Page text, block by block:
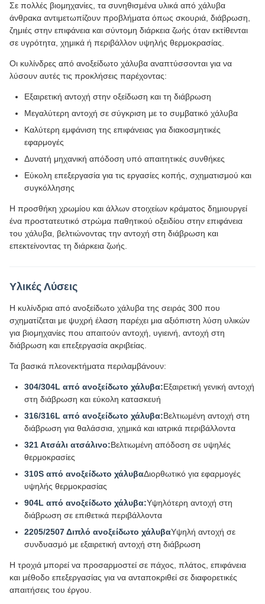
Σε πολλές βιομηχανίες, τα συνηθισμένα υλικά από χάλυβα
άνθρακα αντιμετωπίζουν προβλήματα όπως σκουριά, διάβρωση,
ζημιές στην επιφάνεια και σύντομη διάρκεια ζωής όταν εκτίθενται
σε υγρότητα, χημικά ή περιβάλλον υψηλής θερμοκρασίας.
Οι κυλίνδρες από ανοξείδωτο χάλυβα αναπτύσσονται για να
λύσουν αυτές τις προκλήσεις παρέχοντας:
Εξαιρετική αντοχή στην οξείδωση και τη διάβρωση
Μεγαλύτερη αντοχή σε σύγκριση με το συμβατικό χάλυβα
Καλύτερη εμφάνιση της επιφάνειας για διακοσμητικές
εφαρμογές
Δυνατή μηχανική απόδοση υπό απαιτητικές συνθήκες
Εύκολη επεξεργασία για τις εργασίες κοπής, σχηματισμού και
συγκόλλησης
Η προσθήκη χρωμίου και άλλων στοιχείων κράματος δημιουργεί
ένα προστατευτικό στρώμα παθητικού οξειδίου στην επιφάνεια
του χάλυβα, βελτιώνοντας την αντοχή στη διάβρωση και
επεκτείνοντας τη διάρκεια ζωής.
Υλικές Λύσεις
Η κυλίνδρια από ανοξείδωτο χάλυβα της σειράς 300 που
σχηματίζεται με ψυχρή έλαση παρέχει μια αξιόπιστη λύση υλικών
για βιομηχανίες που απαιτούν αντοχή, υγιεινή, αντοχή στη
διάβρωση και επεξεργασία ακριβείας.
Τα βασικά πλεονεκτήματα περιλαμβάνουν:
304/304L από ανοξείδωτο χάλυβα:Εξαιρετική γενική αντοχή
στη διάβρωση και εύκολη κατασκευή
316/316L από ανοξείδωτο χάλυβα:Βελτιωμένη αντοχή στη
διάβρωση για θαλάσσια, χημικά και ιατρικά περιβάλλοντα
321 Ατσάλι ατσάλινο:Βελτιωμένη απόδοση σε υψηλές
θερμοκρασίες
310S από ανοξείδωτο χάλυβαΔιορθωτικό για εφαρμογές
υψηλής θερμοκρασίας
904L από ανοξείδωτο χάλυβα:Υψηλότερη αντοχή στη
διάβρωση σε επιθετικά περιβάλλοντα
2205/2507 Διπλό ανοξείδωτο χάλυβαΥψηλή αντοχή σε
συνδυασμό με εξαιρετική αντοχή στη διάβρωση
Η τροχιά μπορεί να προσαρμοστεί σε πάχος, πλάτος, επιφάνεια
και μέθοδο επεξεργασίας για να ανταποκριθεί σε διαφορετικές
απαιτήσεις του έργου.